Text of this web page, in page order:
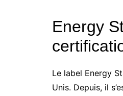
Energy
Le label Energy
Unis. Depuis, il